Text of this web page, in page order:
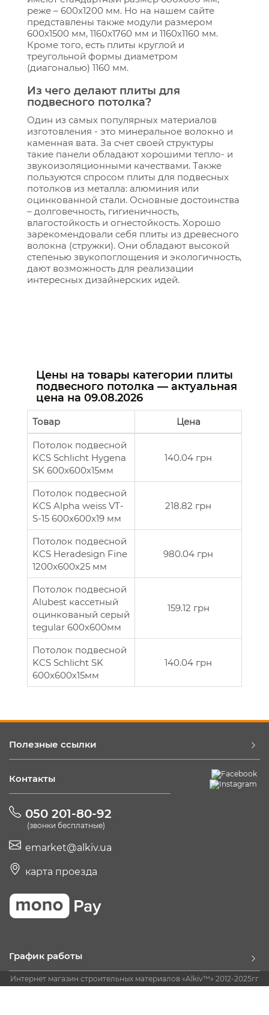
реже – 600х1200 мм. Но на нашем сайте
представлены также модули размером
600х1500 мм, 1160x1760 мм и 1160х1160 мм.
Кроме того, есть плиты круглой и
треугольной формы диаметром
(диагональю) 1160 мм.
Из чего делают плиты для
подвесного потолка?
Один из самых популярных материалов
изготовления - это минеральное волокно и
каменная вата. За счет своей структуры
такие панели обладают хорошими тепло- и
звукоизоляционными качествами. Также
пользуются спросом плиты для подвесных
потолков из металла: алюминия или
оцинкованной стали. Основные достоинства
– долговечность, гигиеничность,
влагостойкость и огнестойкость. Хорошо
зарекомендовали себя плиты из древесного
волокна (стружки). Они обладают высокой
степенью звукопоглощения и экологичность,
дают возможность для реализации
интересных дизайнерских идей.
Цены на товары категории плиты
подвесного потолка — актуальная
цена на 09.08.2026
Товар Цена
Потолок подвесной
KCS Schlicht Hygena
SK 600х600х15мм
140.04 грн
Потолок подвесной
KCS Alpha weiss VT-
S-15 600х600x19 мм
218.82 грн
Потолок подвесной
KCS Heradesign Fine
1200x600х25 мм
980.04 грн
Потолок подвесной
Alubest кассетный
оцинкованый серый
tegular 600х600мм
159.12 грн
Потолок подвесной
KCS Schlicht SK
600x600х15мм
140.04 грн
Полезные ссылки
Контакты
050 201-80-92
(звонки бесплатные)
emarket@alkiv.ua
карта проезда
График работы
Интернет магазин строительных материалов «Alkiv™» 2012-2025гг